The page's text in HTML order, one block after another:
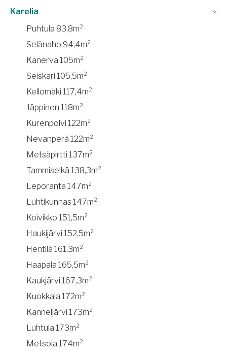
Karelia
Puhtula 83,8m²
Selänaho 94,4m²
Kanerva 105m²
Seiskari 105,5m²
Kellomäki 117,4m²
Jäppinen 118m²
Kurenpolvi 122m²
Nevanperä 122m²
Metsäpirtti 137m²
Tammiselkä 138,3m²
Leporanta 147m²
Luhtikunnas 147m²
Koivikko 151,5m²
Haukijärvi 152,5m²
Hentilä 161,3m²
Haapala 165,5m²
Kaukjärvi 167,3m²
Kuokkala 172m²
Kanneljärvi 173m²
Luhtula 173m²
Metsola 174m²